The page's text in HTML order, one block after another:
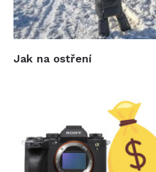
Jak na ostření